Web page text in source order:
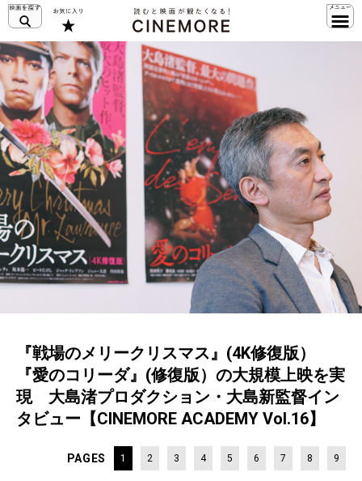
『戦場のメリークリスマス』(4K修復版）
『愛のコリーダ』(修復版）の大規模上映を実
現 大島渚プロダクション・大島新監督イン
タビュー【CINEMORE ACADEMY Vol.16】
PAGES 1 2 3 4 5 6 7 8 9